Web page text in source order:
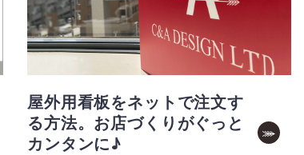
屋外用看板をネットで注文す
る方法。お店づくりがぐっと
カンタンに♪